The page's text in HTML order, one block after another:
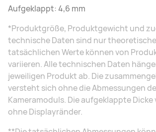
Aufgeklappt: 4,6 mm
*Produktgröße, Produktgewicht und
technische Daten sind nur
tatsächlichen Werte können von
variieren. Alle technischen Daten
jeweiligen Produkt ab. Die
versteht sich ohne die Abmessungen
Kameramoduls. Die aufgeklappte
ohne Displayränder.